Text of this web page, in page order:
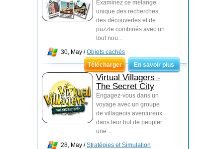
Examinez ce mélange
unique des recherches,
des découvertes et de
puzzle combinés avec un
tout nou...
30, May /Objets cachés
Télécharger
En savoir plus
Virtual Villagers -
The Secret City
Engagez-vous dans un
voyage avec un groupe
de villageois aventureux
dans leur but de peupler
une ...
28, May /Stratégies et Simulation